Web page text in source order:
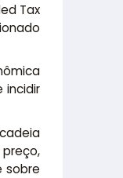
Tax
incidir
sobre